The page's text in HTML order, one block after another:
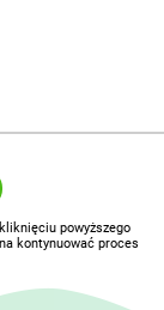
powyższego
kontynuować proces